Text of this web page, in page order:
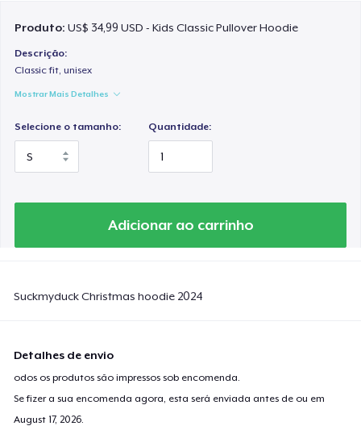
Produto:US$ 34,99 USD - Kids Classic Pullover Hoodie
Descrição:
Classic fit, unisex
Mostrar Mais Detalhes
Selecione o tamanho: Quantidade:
Adicionar ao carrinho
Suckmyduck Christmas hoodie 2024
Detalhes de envio
odos os produtos são impressos sob encomenda.
Se fizer a sua encomenda agora, esta será enviada antes de ou em
August 17, 2026